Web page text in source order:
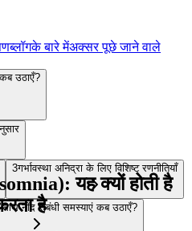
ब्लॉगके बारे मेंअक्सर पूछे जाने वाले
उठाएँ?
3गर्भावस्था अनिद्रा के लिए विशिष्ट रणनीतियाँ
नींद संबंधी समस्याएं कब उठाएँ?
यह क्यों होती है
है